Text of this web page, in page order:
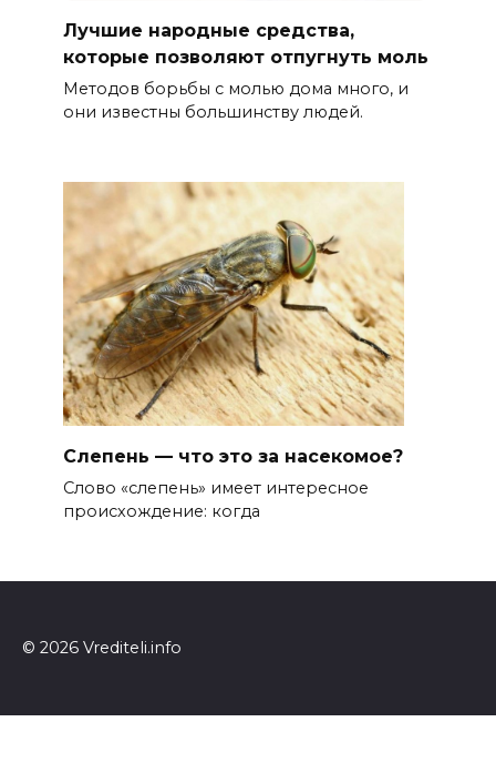
Лучшие народные средства,
которые позволяют отпугнуть моль
Методов борьбы с молью дома много, и
они известны большинству людей.
Слепень — что это за насекомое?
Слово «слепень» имеет интересное
происхождение: когда
© 2026 Vrediteli.info